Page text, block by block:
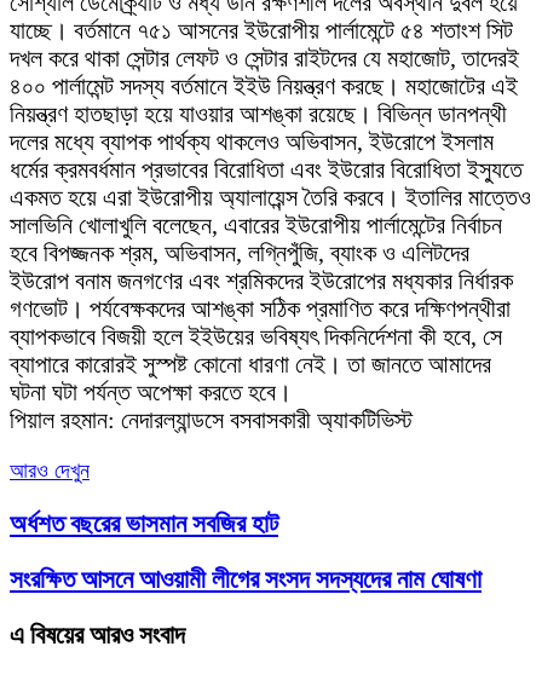
যাচ্ছে। বর্তমানে ৭৫১ আসনের ইউরোপীয় পার্লামেন্টে ৫৪ শতাংশ সিট
দখল করে থাকা সেন্টার লেফট ও সেন্টার রাইটদের যে মহাজোট, তাদেরই
৪০০ পার্লামেন্ট সদস্য বর্তমানে ইইউ নিয়ন্ত্রণ করছে। মহাজোটের এই
নিয়ন্ত্রণ হাতছাড়া হয়ে যাওয়ার আশঙ্কা রয়েছে। বিভিন্ন ডানপন্থী
দলের মধ্যে ব্যাপক পার্থক্য থাকলেও অভিবাসন, ইউরোপে ইসলাম
ধর্মের ক্রমবর্ধমান প্রভাবের বিরোধিতা এবং ইউরোর বিরোধিতা ইস্যুতে
একমত হয়ে এরা ইউরোপীয় অ্যালায়েন্স তৈরি করবে। ইতালির মাত্তেও
সালভিনি খোলাখুলি বলেছেন, এবারের ইউরোপীয় পার্লামেন্টের নির্বাচন
হবে বিপজ্জনক শ্রম, অভিবাসন, লগ্নিপুঁজি, ব্যাংক ও এলিটদের
ইউরোপ বনাম জনগণের এবং শ্রমিকদের ইউরোপের মধ্যকার নির্ধারক
গণভোট। পর্যবেক্ষকদের আশঙ্কা সঠিক প্রমাণিত করে দক্ষিণপন্থীরা
ব্যাপকভাবে বিজয়ী হলে ইইউয়ের ভবিষ্যৎ দিকনির্দেশনা কী হবে, সে
ব্যাপারে কারোরই সুস্পষ্ট কোনো ধারণা নেই। তা জানতে আমাদের
ঘটনা ঘটা পর্যন্ত অপেক্ষা করতে হবে।
পিয়াল রহমান: নেদারল্যান্ডসে বসবাসকারী অ্যাকটিভিস্ট
আরও দেখুন
অর্ধশত বছরের ভাসমান সবজির হাট
সংরক্ষিত আসনে আওয়ামী লীগের সংসদ সদস্যদের নাম ঘোষণা
এ বিষয়ের আরও সংবাদ